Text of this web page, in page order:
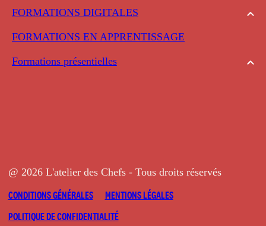
FORMATIONS DIGITALES
FORMATIONS EN APPRENTISSAGE
Formations présentielles
@ 2026 L'atelier des Chefs - Tous droits réservés
CONDITIONS GÉNÉRALES
MENTIONS LÉGALES
POLITIQUE DE CONFIDENTIALITÉ